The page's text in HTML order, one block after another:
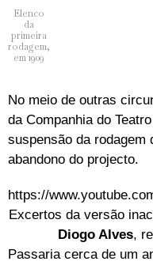
Elenco
da
primeira
rodagem,
em 1909
No meio de outras
da Companhia do
suspensão da rodagem
abandono do projecto.
https://
Excertos da versão
Diogo Alves,
Passaria cerca de um